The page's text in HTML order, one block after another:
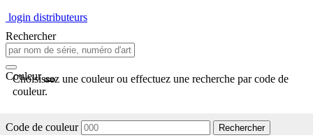
login distributeurs
Rechercher
Couleur
Choisissez une couleur ou effectuez une recherche par code de
couleur.
Code de couleur Rechercher